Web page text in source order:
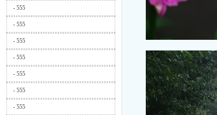
- 555
- 555
- 555
- 555
- 555
- 555
- 555